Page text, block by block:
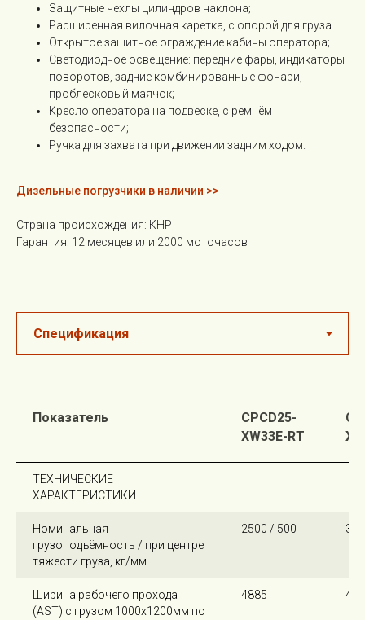
Защитные чехлы цилиндров наклона;
Расширенная вилочная каретка, с опорой для груза.
Открытое защитное ограждение кабины оператора;
Светодиодное освещение: передние фары, индикаторы
поворотов, задние комбинированные фонари,
проблесковый маячок;
Кресло оператора на подвеске, с ремнём
безопасности;
Ручка для захвата при движении задним ходом.
Дизельные погрузчики в наличии >>
Страна происхождения: КНР
Гарантия: 12 месяцев или 2000 моточасов
Показатель
CPCD25-
XW33E-RT
ТЕХНИЧЕСКИЕ
ХАРАКТЕРИСТИКИ
Номинальная
грузоподъёмность / при центре
тяжести груза, кг/мм
2500 / 500
Ширина рабочего прохода
(AST) с грузом 1000х1200мм по
4885